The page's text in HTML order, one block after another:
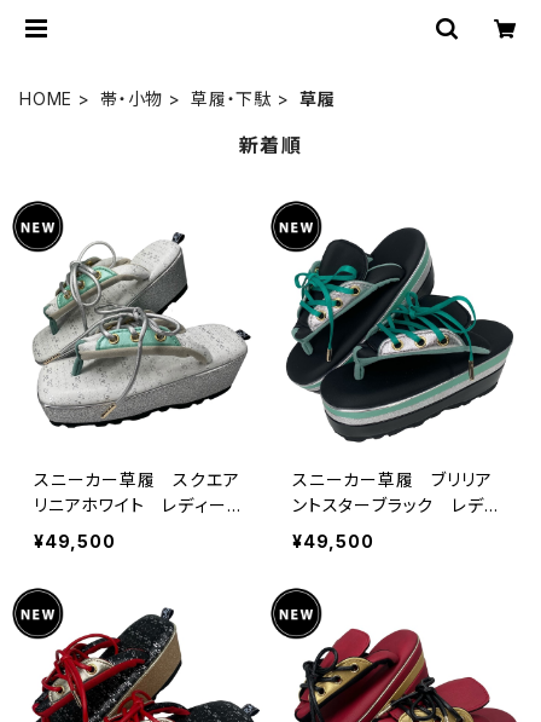
HOME 帯・小物 草履・下駄 草履
新着順
スニーカー草履 スクエア
リニアホワイト レディー
ス 3サイズ キモノグラー
ス×Ryujin コラボオリジナ
¥49,500
スニーカー草履 ブリリア
ントスターブラック レディ
ース 3サイズ キモノグラ
ース×Ryujin コラボオリ
¥49,500